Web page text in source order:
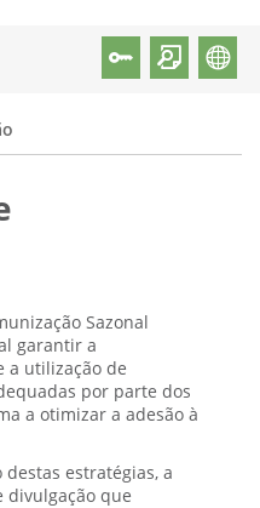
Sazonal
garantir a
a utilização de
por parte dos
a otimizar a adesão à
estratégias, a
divulgação que